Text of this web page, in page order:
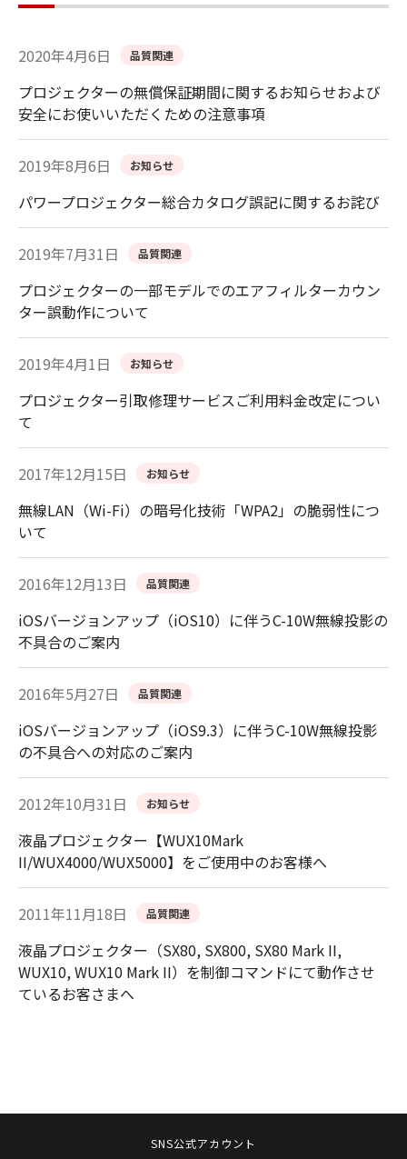
2020年4月6日 品質関連
プロジェクターの無償保証期間に関するお知らせおよび
安全にお使いいただくための注意事項
2019年8月6日 お知らせ
パワープロジェクター総合カタログ誤記に関するお詫び
2019年7月31日 品質関連
プロジェクターの一部モデルでのエアフィルターカウン
ター誤動作について
2019年4月1日 お知らせ
プロジェクター引取修理サービスご利用料金改定につい
て
2017年12月15日 お知らせ
無線LAN（Wi-Fi）の暗号化技術「WPA2」の脆弱性につ
いて
2016年12月13日 品質関連
iOSバージョンアップ（iOS10）に伴うC-10W無線投影の
不具合のご案内
2016年5月27日 品質関連
iOSバージョンアップ（iOS9.3）に伴うC-10W無線投影
の不具合への対応のご案内
2012年10月31日 お知らせ
液晶プロジェクター【WUX10Mark
II/WUX4000/WUX5000】をご使用中のお客様へ
2011年11月18日 品質関連
液晶プロジェクター（SX80, SX800, SX80 Mark II,
WUX10, WUX10 Mark II）を制御コマンドにて動作させ
ているお客さまへ
SNS公式アカウント